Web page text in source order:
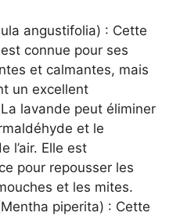
angustifolia) : Cette
connue pour ses
et calmantes, mais
un excellent
lavande peut éliminer
et le
l’air. Elle est
pour repousser les
et les mites.
piperita) : Cette